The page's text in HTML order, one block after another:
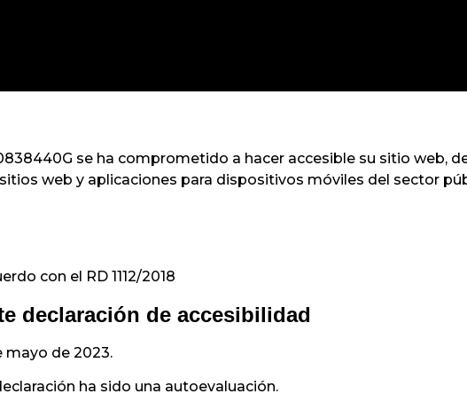
se ha comprometido a hacer accesible su sitio web,
web y aplicaciones para dispositivos móviles del sector
con el RD 1112/2018
declaración de accesibilidad
mayo de 2023.
ha sido una autoevaluación.